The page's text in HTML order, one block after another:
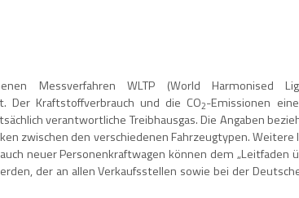
Messverfahren WLTP (World Harmonised
Der Kraftstoffverbrauch und die CO2-Emissionen
verantwortliche Treibhausgas. Die Angaben
zwischen den verschiedenen Fahrzeugtypen.
neuer Personenkraftwagen können dem „Leitfaden
der an allen Verkaufsstellen sowie bei der